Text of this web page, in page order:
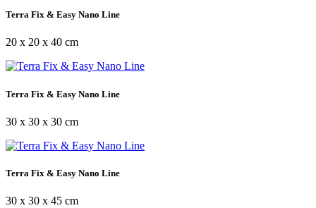
Terra Fix & Easy Nano Line
20 x 20 x 40 cm
Terra Fix & Easy Nano Line
30 x 30 x 30 cm
Terra Fix & Easy Nano Line
30 x 30 x 45 cm